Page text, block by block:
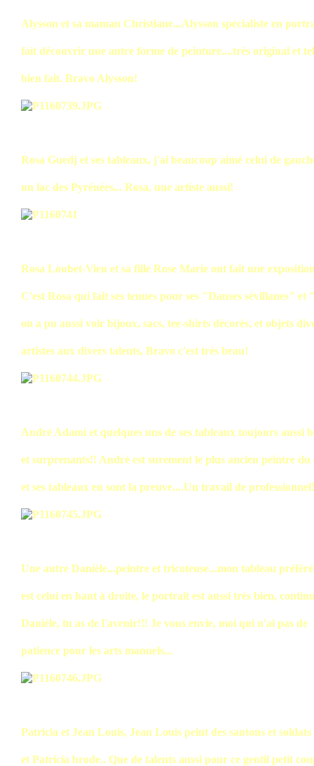
Alysson et sa maman Christiane...Alysson spécialiste en
fait découvrir une autre forme de peinture....très original et
bien fait. Bravo Alysson!
Rosa Guedj et ses tableaux, j'ai beaucoup aimé celui de
un lac des Pyrénées... Rosa, une artiste aussi!
Rosa Loubet-Vieu et sa fille Rose Marie ont fait une
C'est Rosa qui fait ses tenues pour ses "Danses sévillanes"
on a pu aussi voir bijoux, sacs, tee-shirts décorés, et objets
artistes aux divers talents, Bravo c'est très beau!
André Adami et quelques uns de ses tableaux toujours aussi
et surprenants!! André est surement le plus ancien peintre du
et ses tableaux en sont la preuve....Un travail de professionnel!
Une autre Danièle...peintre et tricoteuse...mon tableau préféré
est celui en haut à droite, le portrait est aussi très bien,
Danièle, tu as de l'avenir!!! Je vous envie, moi qui n'ai pas de
patience pour les arts manuels...
Patricia et Jean Louis, Jean Louis peint des santons et soldats
et Patricia brode.. Que de talents aussi pour ce gentil petit